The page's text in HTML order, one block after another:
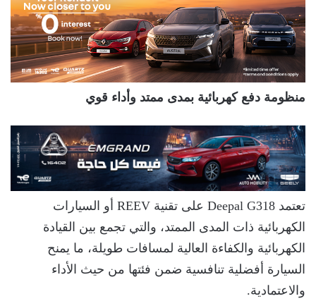
منظومة دفع كهربائية بمدى ممتد وأداء قوي
تعتمد Deepal G318 على تقنية REEV أو السيارات
الكهربائية ذات المدى الممتد، والتي تجمع بين القيادة
الكهربائية والكفاءة العالية لمسافات طويلة، ما يمنح
السيارة أفضلية تنافسية ضمن فئتها من حيث الأداء
والاعتمادية.